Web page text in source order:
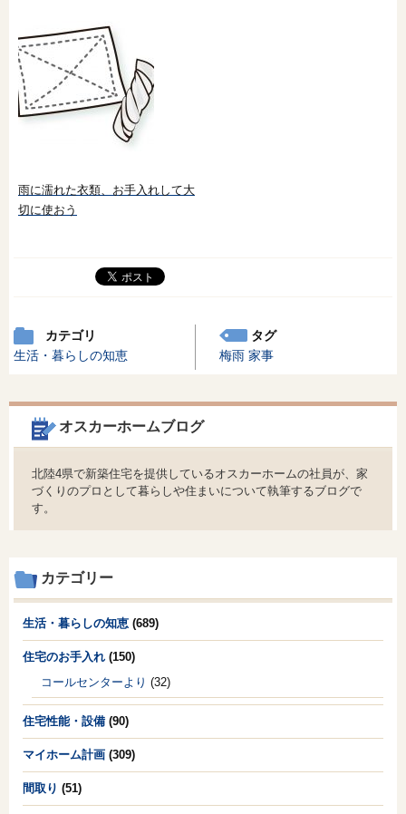
雨に濡れた衣類、お手入れして大
切に使おう
カテゴリ
生活・暮らしの知恵
タグ
梅雨 家事
オスカーホームブログ
北陸4県で新築住宅を提供しているオスカーホームの社員が、家
づくりのプロとして暮らしや住まいについて執筆するブログで
す。
カテゴリー
生活・暮らしの知恵 (689)
住宅のお手入れ (150)
コールセンターより (32)
住宅性能・設備 (90)
マイホーム計画 (309)
間取り (51)